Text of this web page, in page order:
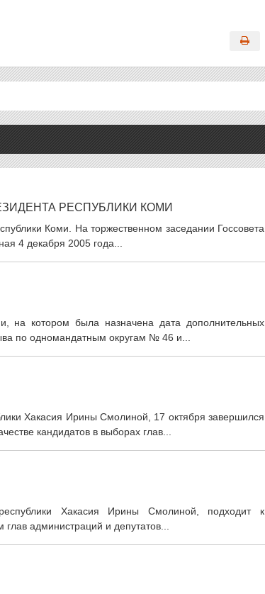
РЕСПУБЛИКИ КОМИ
Коми. На торжественном заседании Госсовета
4 декабря 2005 года...
на котором была назначена дата дополнительных
по одномандатным округам № 46 и...
Хакасия Ирины Смолиной, 17 октября завершился
кандидатов в выборах глав...
Хакасия Ирины Смолиной, подходит к
администраций и депутатов...